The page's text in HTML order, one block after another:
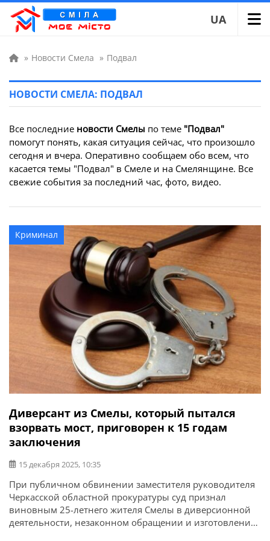
UA
» Новости Смела » Подвал
НОВОСТИ СМЕЛА: ПОДВАЛ
Все последние новости Смелы по теме "Подвал"
помогут понять, какая ситуация сейчас, что произошло
сегодня и вчера. Оперативно сообщаем обо всем, что
касается темы "Подвал" в Смеле и на Смелянщине. Все
свежие события за последний час, фото, видео.
Криминал
Диверсант из Смелы, который пытался
взорвать мост, приговорен к 15 годам
заключения
15 декабря 2025, 10:35
При публичном обвинении заместителя руководителя
Черкасской областной прокуратуры суд признал
виновным 25-летнего жителя Смелы в диверсионной
деятельности, незаконном обращении и изготовлении